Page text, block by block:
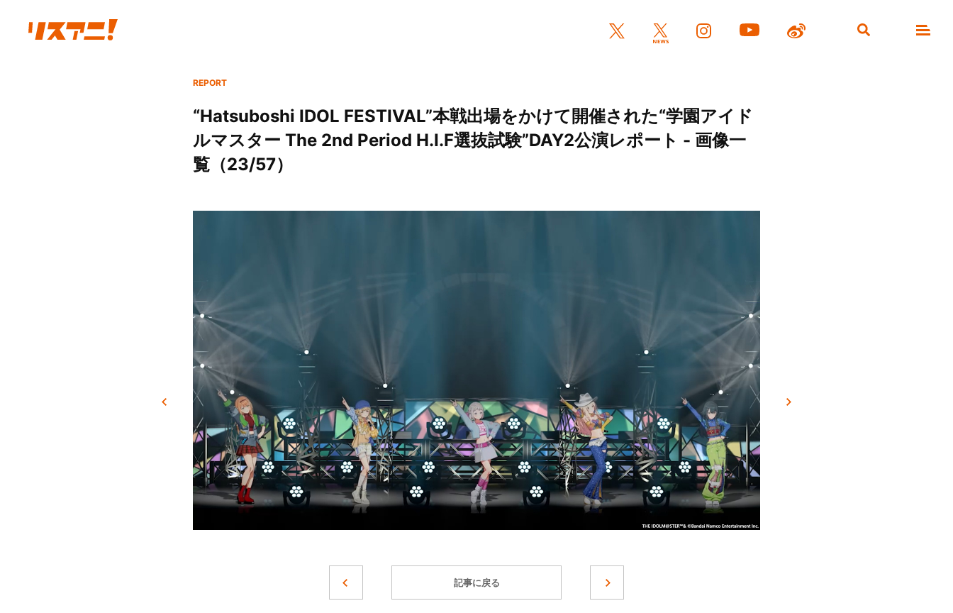
REPORT
“Hatsuboshi IDOL FESTIVAL”本戦出場をかけて開催された“学園アイド
ルマスター The 2nd Period H.I.F選抜試験”DAY2公演レポート - 画像一
覧（23/57）
記事に戻る